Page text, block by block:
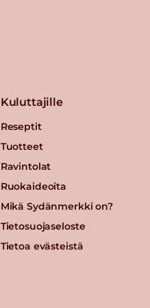
Kuluttajille
Reseptit
Tuotteet
Ravintolat
Ruokaideoita
Mikä Sydänmerkki on?
Tietosuojaseloste
Tietoa evästeistä